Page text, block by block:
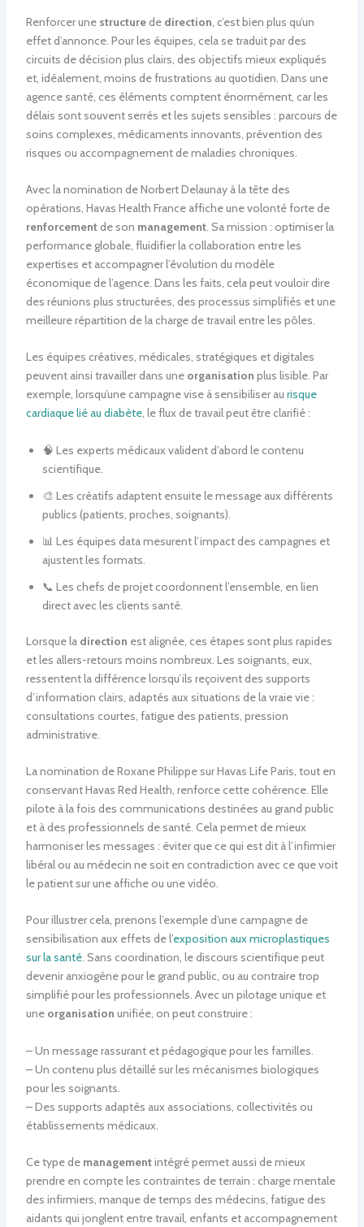
Renforcer une structurede direction , c’est bien plus qu’un
effet d’annonce. Pour les équipes, cela se traduit par des
circuits de décision plus clairs, des objectifs mieux expliqués
et, idéalement, moins de frustrations au quotidien. Dans une
agence santé, ces éléments comptent énormément, car les
délais sont souvent serrés et les sujets sensibles : parcours de
soins complexes, médicaments innovants, prévention des
risques ou accompagnement de maladies chroniques.
Avec la nomination de Norbert Delaunay à la tête des
opérations, Havas Health France affiche une volonté forte de
renforcementde son management. Sa mission : optimiser la
performance globale, fluidifier la collaboration entre les
expertises et accompagner l’évolution du modèle
économique de l’agence. Dans les faits, cela peut vouloir dire
des réunions plus structurées, des processus simplifiés et une
meilleure répartition de la charge de travail entre les pôles.
Les équipes créatives, médicales, stratégiques et digitales
peuvent ainsi travailler dans une organisation plus lisible. Par
exemple, lorsqu’une campagne vise à sensibiliser au risque
cardiaque lié au diabète, le flux de travail peut être clarifié :
🧠 Les experts médicaux valident d’abord le contenu
scientifique.
🎨 Les créatifs adaptent ensuite le message aux différents
publics (patients, proches, soignants).
📊 Les équipes data mesurent l’impact des campagnes et
ajustent les formats.
📞 Les chefs de projet coordonnent l’ensemble, en lien
direct avec les clients santé.
Lorsque la direction est alignée, ces étapes sont plus rapides
et les allers-retours moins nombreux. Les soignants, eux,
ressentent la différence lorsqu’ils reçoivent des supports
d’information clairs, adaptés aux situations de la vraie vie :
consultations courtes, fatigue des patients, pression
administrative.
La nomination de Roxane Philippe sur Havas Life Paris, tout en
conservant Havas Red Health, renforce cette cohérence. Elle
pilote à la fois des communications destinées au grand public
et à des professionnels de santé. Cela permet de mieux
harmoniser les messages : éviter que ce qui est dit à l’infirmier
libéral ou au médecin ne soit en contradiction avec ce que voit
le patient sur une affiche ou une vidéo.
Pour illustrer cela, prenons l’exemple d’une campagne de
sensibilisation aux effets de l’exposition aux microplastiques
sur la santé. Sans coordination, le discours scientifique peut
devenir anxiogène pour le grand public, ou au contraire trop
simplifié pour les professionnels. Avec un pilotage unique et
une organisation unifiée, on peut construire :
– Un message rassurant et pédagogique pour les familles.
– Un contenu plus détaillé sur les mécanismes biologiques
pour les soignants.
– Des supports adaptés aux associations, collectivités ou
établissements médicaux.
Ce type de managementintégré permet aussi de mieux
prendre en compte les contraintes de terrain : charge mentale
des infirmiers, manque de temps des médecins, fatigue des
aidants qui jonglent entre travail, enfants et accompagnement